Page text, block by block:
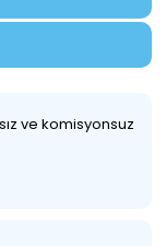
ve komisyonsuz